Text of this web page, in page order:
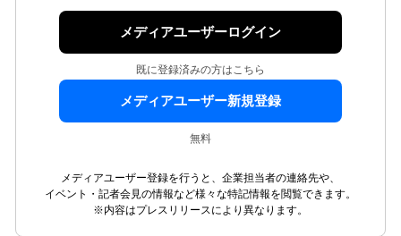
メディアユーザーログイン
既に登録済みの方はこちら
メディアユーザー新規登録
無料
メディアユーザー登録を行うと、企業担当者の連絡先や、
イベント・記者会見の情報など様々な特記情報を閲覧できます。
※内容はプレスリリースにより異なります。